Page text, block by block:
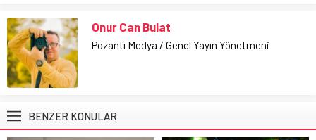
Onur Can Bulat
Pozantı Medya / Genel Yayın Yönetmeni
BENZER KONULAR